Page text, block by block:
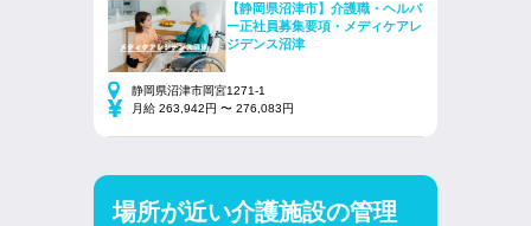
【静岡県沼津市】介護職・ヘルパ
ー正社員募集要項・メディケアレ
ジデンス沼津
静岡県沼津市岡宮1271-1
月給 263,942円 〜 276,083円
場所が近い介護施設の管理